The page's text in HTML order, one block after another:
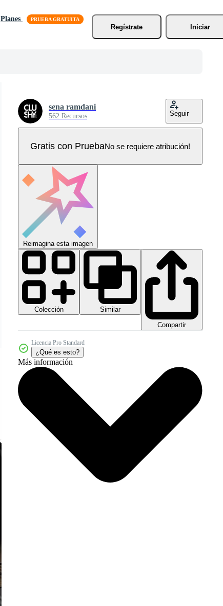
Planes
Regístrate
Iniciar
sena ramdani
562 Recursos Seguir
Gratis con PruebaNo se requiere atribución!
Reimagina esta imagen
Colección
Similar
Compartir
Licencia Pro Standard
¿Qué es esto?
Más información